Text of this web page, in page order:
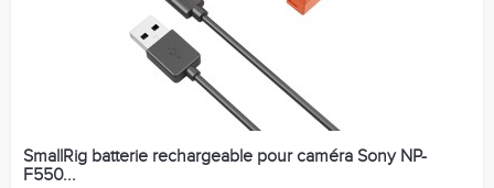
SmallRig batterie rechargeable pour caméra Sony NP-
F550...